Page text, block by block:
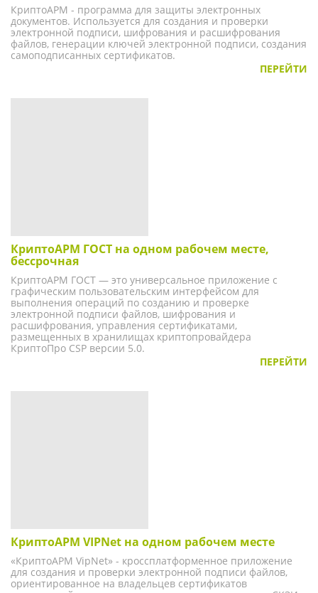
КриптоАРМ - программа для защиты электронных
документов. Используется для создания и проверки
электронной подписи, шифрования и расшифрования
файлов, генерации ключей электронной подписи, создания
самоподписанных сертификатов.
ПЕРЕЙТИ
КриптоАРМ ГОСТ на одном рабочем месте,
бессрочная
КриптоАРМ ГОСТ — это универсальное приложение с
графическим пользовательским интерфейсом для
выполнения операций по созданию и проверке
электронной подписи файлов, шифрования и
расшифрования, управления сертификатами,
размещенных в хранилищах криптопровайдера
КриптоПро CSP версии 5.0.
ПЕРЕЙТИ
КриптоАРМ VIPNet на одном рабочем месте
«КриптоАРМ VipNet» - кроссплатформенное приложение
для создания и проверки электронной подписи файлов,
ориентированное на владельцев сертификатов